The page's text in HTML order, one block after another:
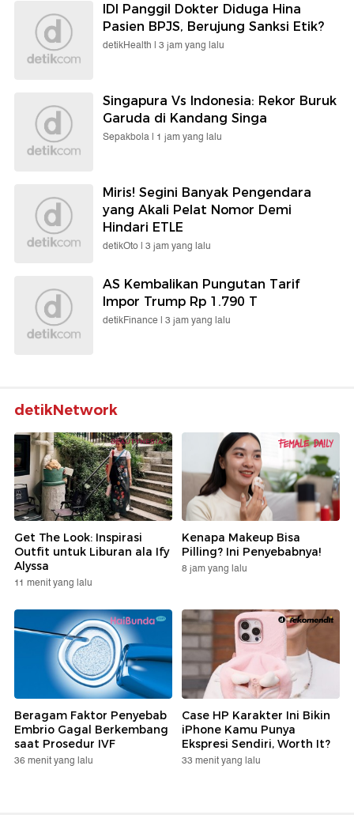
IDI Panggil Dokter Diduga Hina
Pasien BPJS, Berujung Sanksi Etik?
detikHealth | 3 jam yang lalu
Singapura Vs Indonesia: Rekor Buruk
Garuda di Kandang Singa
Sepakbola | 1 jam yang lalu
Miris! Segini Banyak Pengendara
yang Akali Pelat Nomor Demi
Hindari ETLE
detikOto | 3 jam yang lalu
AS Kembalikan Pungutan Tarif
Impor Trump Rp 1.790 T
detikFinance | 3 jam yang lalu
detikNetwork
Get The Look: Inspirasi
Outfit untuk Liburan ala Ify
Alyssa
11 menit yang lalu
Kenapa Makeup Bisa
Pilling? Ini Penyebabnya!
8 jam yang lalu
Beragam Faktor Penyebab
Embrio Gagal Berkembang
saat Prosedur IVF
36 menit yang lalu
Case HP Karakter Ini Bikin
iPhone Kamu Punya
Ekspresi Sendiri, Worth It?
33 menit yang lalu